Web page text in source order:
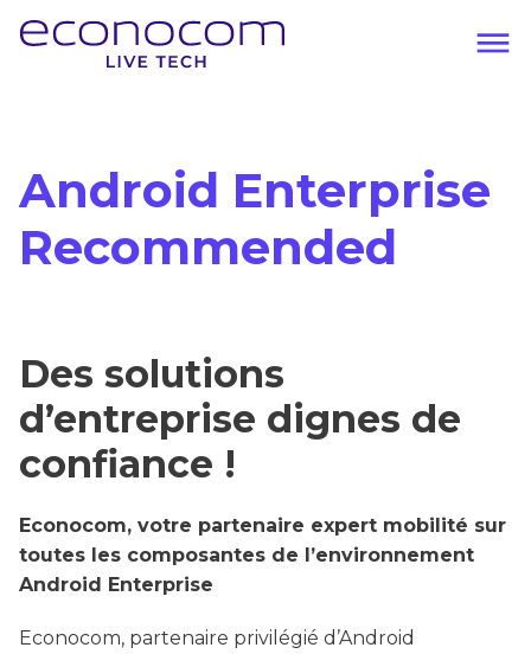
Aller
au
Android Enterprise
Recommended
Des solutions
d’entreprise dignes de
confiance !
Econocom, votre partenaire expert mobilité sur
toutes les composantes de l’environnement
Android Enterprise
Econocom, partenaire privilégié d’Android